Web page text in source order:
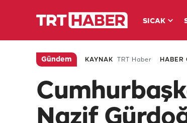
SICAK
Gündem KAYNAK TRT Haber HABER
Nazif